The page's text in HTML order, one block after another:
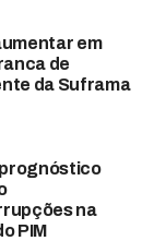
em
de
da Suframa
na
PIM